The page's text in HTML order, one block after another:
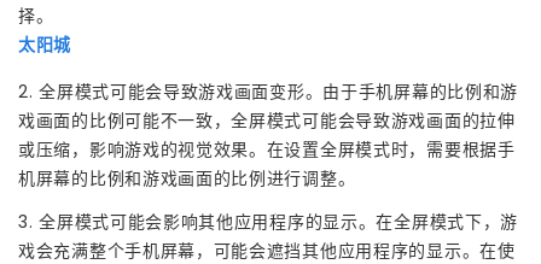
择。
太阳城
2. 全屏模式可能会导致游戏画面变形。由于手机屏幕的比例和游
戏画面的比例可能不一致，全屏模式可能会导致游戏画面的拉伸
或压缩，影响游戏的视觉效果。在设置全屏模式时，需要根据手
机屏幕的比例和游戏画面的比例进行调整。
3. 全屏模式可能会影响其他应用程序的显示。在全屏模式下，游
戏会充满整个手机屏幕，可能会遮挡其他应用程序的显示。在使